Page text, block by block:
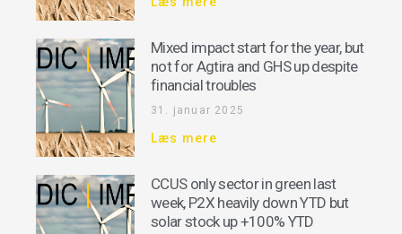
Mixed impact start for the year, but
not for Agtira and GHS up despite
financial troubles
31. januar 2025
Læs mere
CCUS only sector in green last
week, P2X heavily down YTD but
solar stock up +100% YTD